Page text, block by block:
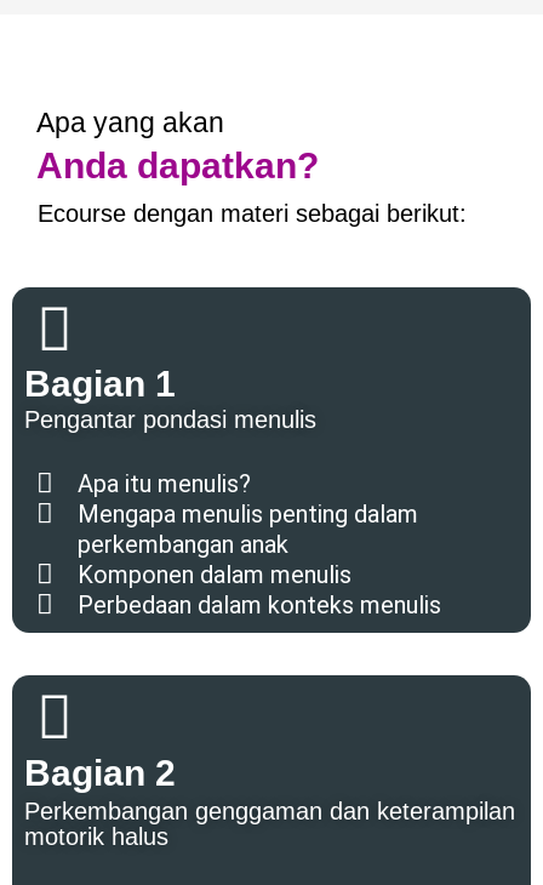
Apa yang akan
Anda dapatkan?
Ecourse dengan materi sebagai berikut:
Bagian 1
Pengantar pondasi menulis
Apa itu menulis?
Mengapa menulis penting dalam
perkembangan anak
Komponen dalam menulis
Perbedaan dalam konteks menulis
Bagian 2
Perkembangan genggaman dan keterampilan
motorik halus